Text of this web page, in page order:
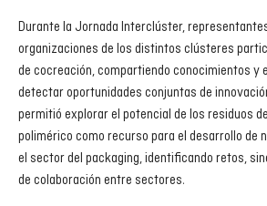
Durante la Jornada Interclúster,
organizaciones de los distintos clústeres
de cocreación, compartiendo conocimientos y
detectar oportunidades conjuntas de
permitió explorar el potencial de los residuos
polimérico como recurso para el desarrollo de
el sector del packaging, identificando retos,
de colaboración entre sectores.